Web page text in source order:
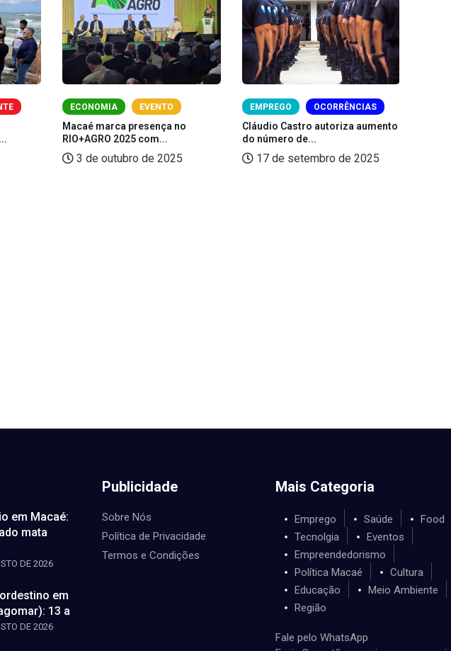
ECONOMIA EVENTO
Macaé marca presença no
RIO+AGRO 2025 com...
3 de outubro de 2025
EMPREGO OCORRÊNCIAS
Cláudio Castro autoriza aumento
do número de...
17 de setembro de 2025
em Macaé:
mata
DE 2026
em
13 a
DE 2026
Publicidade
Sobre Nós
Política de Privacidade
Termos e Condições
Mais Categoria
Emprego Saúde
Food
Tecnolgia
Eventos
Empreendedorismo
Política Macaé
Cultura
Educação
Meio Ambiente
Região
Fale pelo WhatsApp